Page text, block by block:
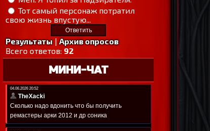
Тот самый персонаж потратил
свою жизнь впустую...
Результаты|Архив опросов
Всего ответов: 92
МИНИ-ЧАТ